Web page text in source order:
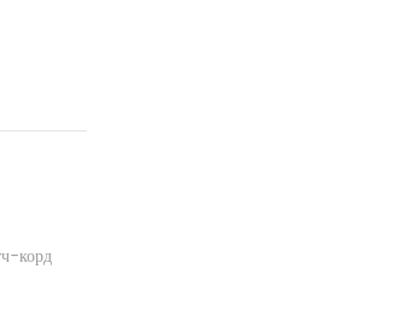
корд